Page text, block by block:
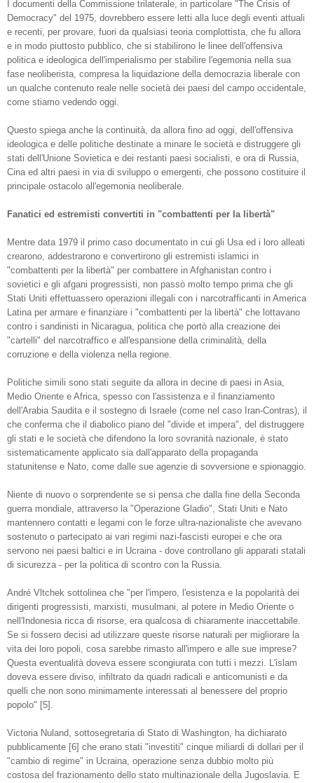
I documenti della Commissione trilaterale, in particolare "The Crisis of
Democracy" del 1975, dovrebbero essere letti alla luce degli eventi attuali
e recenti, per provare, fuori da qualsiasi teoria complottista, che fu allora
e in modo piuttosto pubblico, che si stabilirono le linee dell'offensiva
politica e ideologica dell'imperialismo per stabilire l'egemonia nella sua
fase neoliberista, compresa la liquidazione della democrazia liberale con
un qualche contenuto reale nelle società dei paesi del campo occidentale,
come stiamo vedendo oggi.
Questo spiega anche la continuità, da allora fino ad oggi, dell'offensiva
ideologica e delle politiche destinate a minare le società e distruggere gli
stati dell'Unione Sovietica e dei restanti paesi socialisti, e ora di Russia,
Cina ed altri paesi in via di sviluppo o emergenti, che possono costituire il
principale ostacolo all'egemonia neoliberale.
Fanatici ed estremisti convertiti in "combattenti per la libertà"
Mentre data 1979 il primo caso documentato in cui gli Usa ed i loro alleati
crearono, addestrarono e convertirono gli estremisti islamici in
"combattenti per la libertà" per combattere in Afghanistan contro i
sovietici e gli afgani progressisti, non passò molto tempo prima che gli
Stati Uniti effettuassero operazioni illegali con i narcotrafficanti in America
Latina per armare e finanziare i "combattenti per la libertà" che lottavano
contro i sandinisti in Nicaragua, politica che portò alla creazione dei
"cartelli" del narcotraffico e all'espansione della criminalità, della
corruzione e della violenza nella regione.
Politiche simili sono stati seguite da allora in decine di paesi in Asia,
Medio Oriente e Africa, spesso con l'assistenza e il finanziamento
dell'Arabia Saudita e il sostegno di Israele (come nel caso Iran-Contras), il
che conferma che il diabolico piano del "divide et impera", del distruggere
gli stati e le società che difendono la loro sovranità nazionale, è stato
sistematicamente applicato sia dall'apparato della propaganda
statunitense e Nato, come dalle sue agenzie di sovversione e spionaggio.
Niente di nuovo o sorprendente se si pensa che dalla fine della Seconda
guerra mondiale, attraverso la "Operazione Gladio", Stati Uniti e Nato
mantennero contatti e legami con le forze ultra-nazionaliste che avevano
sostenuto o partecipato ai vari regimi nazi-fascisti europei e che ora
servono nei paesi baltici e in Ucraina - dove controllano gli apparati statali
di sicurezza - per la politica di scontro con la Russia.
André Vltchek sottolinea che "per l'impero, l'esistenza e la popolarità dei
dirigenti progressisti, marxisti, musulmani, al potere in Medio Oriente o
nell'Indonesia ricca di risorse, era qualcosa di chiaramente inaccettabile.
Se si fossero decisi ad utilizzare queste risorse naturali per migliorare la
vita dei loro popoli, cosa sarebbe rimasto all'impero e alle sue imprese?
Questa eventualità doveva essere scongiurata con tutti i mezzi. L'islam
doveva essere diviso, infiltrato da quadri radicali e anticomunisti e da
quelli che non sono minimamente interessati al benessere del proprio
popolo" [5].
Victoria Nuland, sottosegretaria di Stato di Washington, ha dichiarato
pubblicamente [6] che erano stati "investiti" cinque miliardi di dollari per il
"cambio di regime" in Ucraina, operazione senza dubbio molto più
costosa del frazionamento dello stato multinazionale della Jugoslavia. E